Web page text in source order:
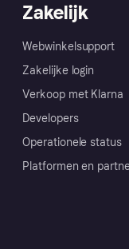
Zakelijk
Webwinkelsupport
Zakelijke login
Verkoop met Klarna
Developers
Operationele status
Platformen en